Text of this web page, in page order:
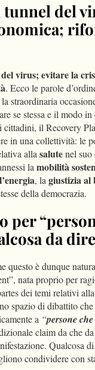
tunnel del
virus; evitare la
. Ecco le parole
la straordinaria
se stessa e il modo
cittadini, il Recovery
in una collettività: le
allasalutenel suo
lamobilità
l’energia, lagiustizia al
della democrazia.
per
da
questo è dunque
nata proprio per
dei temi relativi
spazio di dibattito
a “persone
claim da che
Qualcosa
condividere con